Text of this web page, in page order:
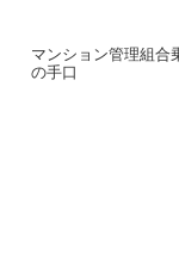
マンション管理組合
の手口